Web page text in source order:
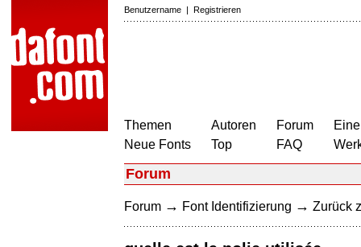
Benutzername | Registrieren
Themen
Neue Fonts
Autoren
Top
Forum
FAQ
Forum
Forum → Font Identifizierung → Zurück